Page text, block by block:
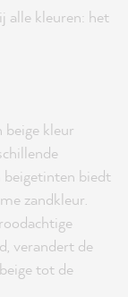
alle kleuren: het
beige kleur
beigetinten biedt
zandkleur.
verandert de
tot de